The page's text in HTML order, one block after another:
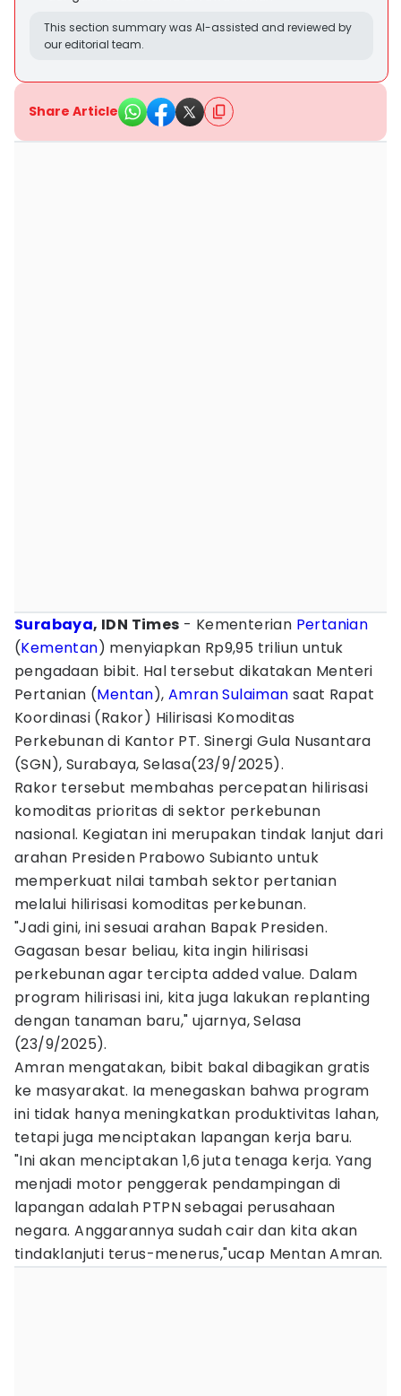
This section summary was AI-assisted and reviewed by
our editorial team.
Share Article
Surabaya, IDN Times - Kementerian Pertanian
(Kementan) menyiapkan Rp9,95 triliun untuk
pengadaan bibit. Hal tersebut dikatakan Menteri
Pertanian (Mentan),Amran Sulaiman saat Rapat
Koordinasi (Rakor) Hilirisasi Komoditas
Perkebunan di Kantor PT. Sinergi Gula Nusantara
(SGN), Surabaya, Selasa(23/9/2025).
Rakor tersebut membahas percepatan hilirisasi
komoditas prioritas di sektor perkebunan
nasional. Kegiatan ini merupakan tindak lanjut dari
arahan Presiden Prabowo Subianto untuk
memperkuat nilai tambah sektor pertanian
melalui hilirisasi komoditas perkebunan.
"Jadi gini, ini sesuai arahan Bapak Presiden.
Gagasan besar beliau, kita ingin hilirisasi
perkebunan agar tercipta added value. Dalam
program hilirisasi ini, kita juga lakukan replanting
dengan tanaman baru," ujarnya, Selasa
(23/9/2025).
Amran mengatakan, bibit bakal dibagikan gratis
ke masyarakat. Ia menegaskan bahwa program
ini tidak hanya meningkatkan produktivitas lahan,
tetapi juga menciptakan lapangan kerja baru.
"Ini akan menciptakan 1,6 juta tenaga kerja. Yang
menjadi motor penggerak pendampingan di
lapangan adalah PTPN sebagai perusahaan
negara. Anggarannya sudah cair dan kita akan
tindaklanjuti terus-menerus,"ucap Mentan Amran.